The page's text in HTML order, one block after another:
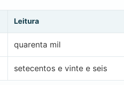
Leitura
quarenta mil
setecentos e vinte e seis